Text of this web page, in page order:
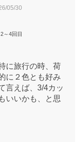
05/30
2～4回目
に旅行の時、荷
に２色とも好み
言えば、3/4カッ
いいかも、と思